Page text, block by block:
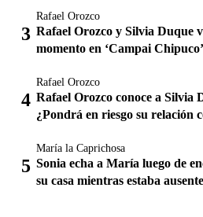
Rafael Orozco
Rafael Orozco y Silvia Duque
momento en ‘Campai Chipuco’
Rafael Orozco
Rafael Orozco conoce a Silvia
¿Pondrá en riesgo su relación
María la Caprichosa
Sonia echa a María luego de
su casa mientras estaba ausente